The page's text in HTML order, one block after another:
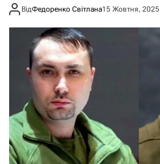
ВідФедоренко Світлана15 Жовтня, 2025